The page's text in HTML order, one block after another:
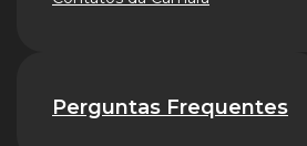
Perguntas Frequentes